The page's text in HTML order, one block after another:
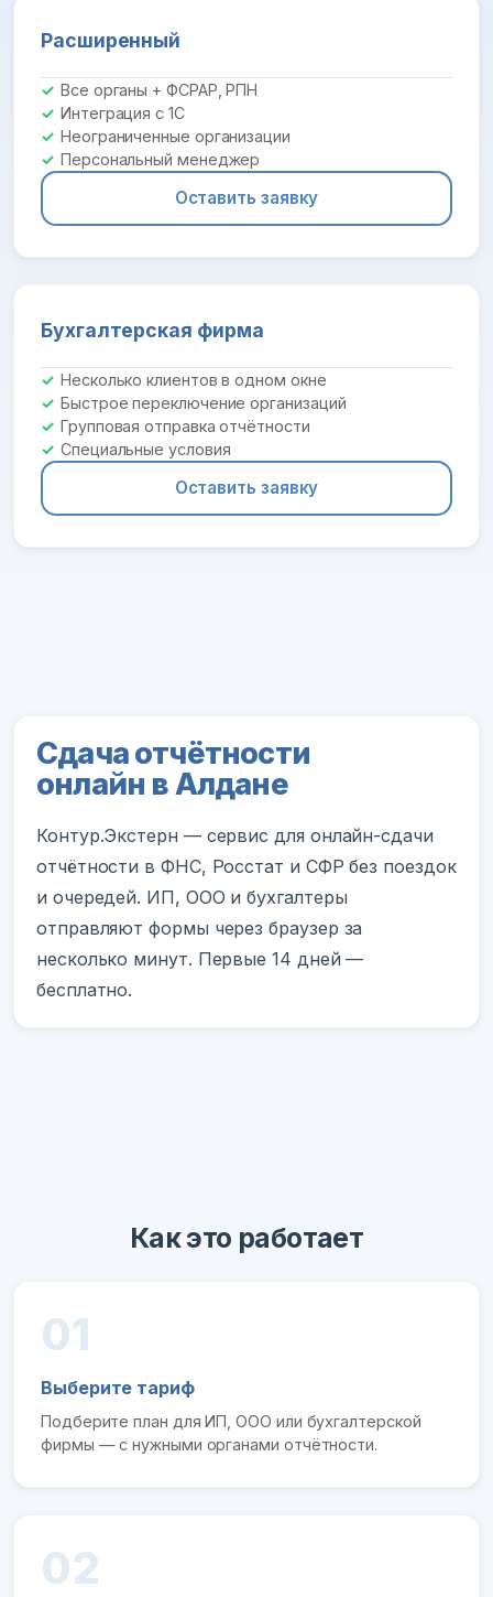
Расширенный
Все органы + ФСРАР, РПН
Интеграция с 1С
Неограниченные организации
Персональный менеджер
Оставить заявку
Бухгалтерская фирма
Несколько клиентов в одном окне
Быстрое переключение организаций
Групповая отправка отчётности
Специальные условия
Оставить заявку
Сдача отчётности
онлайн в Алдане
Контур.Экстерн — сервис для онлайн-сдачи
отчётности в ФНС, Росстат и СФР без поездок
и очередей. ИП, ООО и бухгалтеры
отправляют формы через браузер за
несколько минут. Первые 14 дней —
бесплатно.
Как это работает
01
Выберите тариф
Подберите план для ИП, ООО или бухгалтерской
фирмы — с нужными органами отчётности.
02